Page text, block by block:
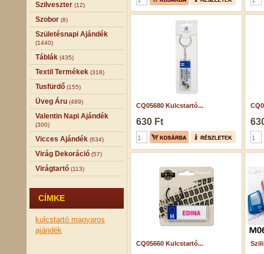
Szilveszter (12)
Szobor (8)
Születésnapi Ajándék
(1440)
Táblák (435)
Textil Termékek (318)
Tusfürdő (155)
Üveg Áru (489)
Valentin Napi Ajándék
(300)
Vicces Ajándék (634)
Virág Dekoráció (57)
Virágtartó (113)
CÍMKE
kulcstartó magyaros
ajándék
CQ05680 Kulcstartó...
630 Ft
CQ05660 Kulcstartó...